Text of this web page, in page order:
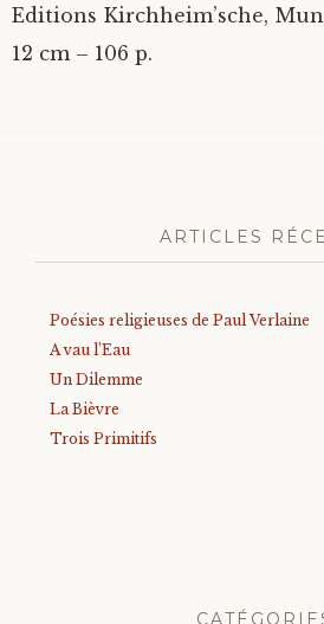
Editions Kirchheim’sche,
12 cm – 106 p.
ARTICLES
Poésies religieuses de Paul Verlaine
A vau l’Eau
Un Dilemme
La Bièvre
Trois Primitifs